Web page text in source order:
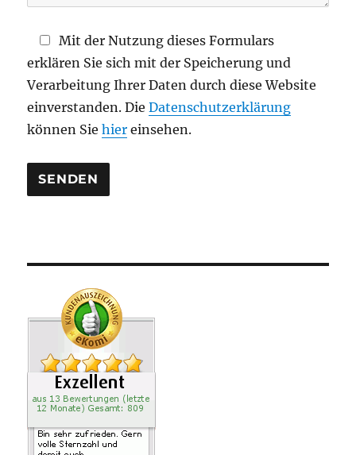
l
e
e
r
Mit der Nutzung dieses Formulars
erklären Sie sich mit der Speicherung und
Verarbeitung Ihrer Daten durch diese Website
einverstanden. DieDatenschutzerklärung
können Siehier einsehen.